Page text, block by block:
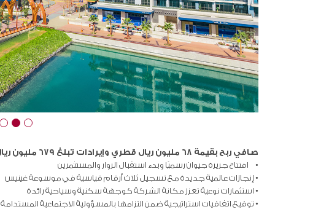
صافي ربح بقيمة 68 مليون ريال قطري وإيرادات تبلغ 679 مليون ريال قطري
• افتتاح جزيرة جيوان رسميًا وبدء استقبال الزوار والمستثمرين
• إنجازات عالمية جديدة مع تسجيل ثلاث أرقام قياسية في موسوعة غينيس
• استثمارات نوعية تعزز مكانة الشركة كوجهة سكنية وسياحية رائدة
• توقيع اتفاقيات استراتيجية ضمن التزامها بالمسؤولية الاجتماعية المستدامة